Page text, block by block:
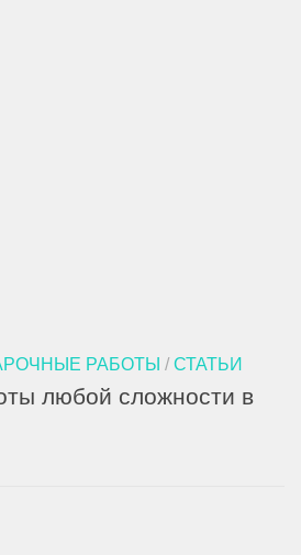
РАБОТЫ / СТАТЬИ
любой сложности в